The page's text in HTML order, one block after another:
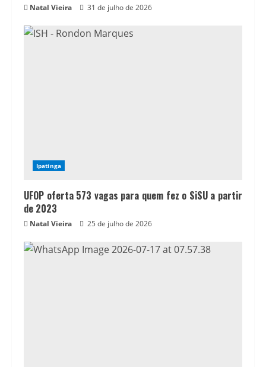
Natal Vieira 31 de julho de 2026
Ipatinga
UFOP oferta 573 vagas para quem fez o SiSU a partir
de 2023
Natal Vieira 25 de julho de 2026